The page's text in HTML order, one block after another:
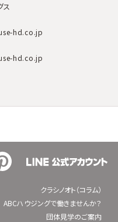
ス
hd.co.jp
hd.co.jp
クラシノオト（コラム）
ABCハウジングで働きませんか？
団体見学のご案内